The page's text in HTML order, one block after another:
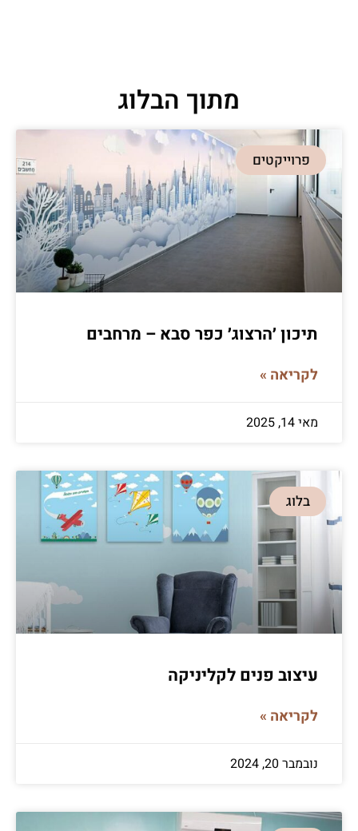
מתוך הבלוג
פרוייקטים
תיכון ׳הרצוג׳ כפר סבא – מרחבים
לקריאה »
מאי 14, 2025
בלוג
עיצוב פנים לקליניקה
לקריאה »
נובמבר 20, 2024